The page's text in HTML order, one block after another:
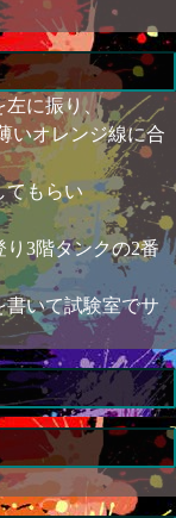
左に振り、
いオレンジ線に合
てもらい
3階タンクの2番
いて試験室でサ